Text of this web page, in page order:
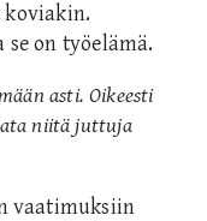
on työelämä.
asti. Oikeesti
niitä juttuja
vaatimuksiin